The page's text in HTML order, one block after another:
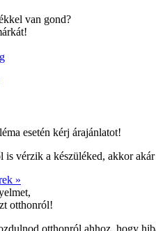
van gond?
esetén kérj árajánlatot!
is vérzik a készüléked, akkor
»
otthonról!
otthonról ahhoz, hogy